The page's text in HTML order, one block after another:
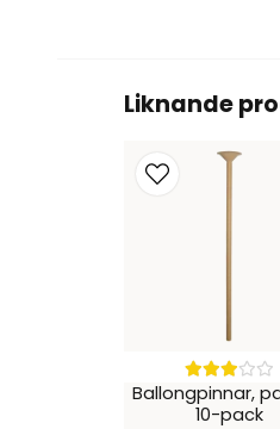
Liknande
Ballongpinnar,
10-pack